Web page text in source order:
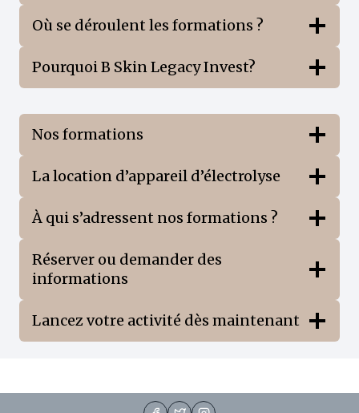
Où se déroulent les formations ?
Pourquoi B Skin Legacy Invest?
Nos formations
La location d’appareil d’électrolyse
À qui s’adressent nos formations ?
Réserver ou demander des
informations
Lancez votre activité dès maintenant